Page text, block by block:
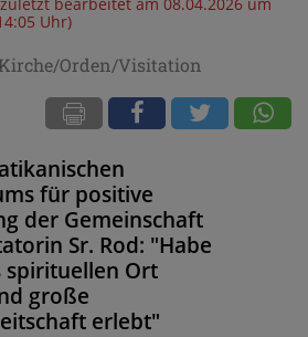
Uhr)
Orden/Visitation
für positive
der Gemeinschaft
Sr. Rod: "Habe
spirituellen Ort
große
erlebt"